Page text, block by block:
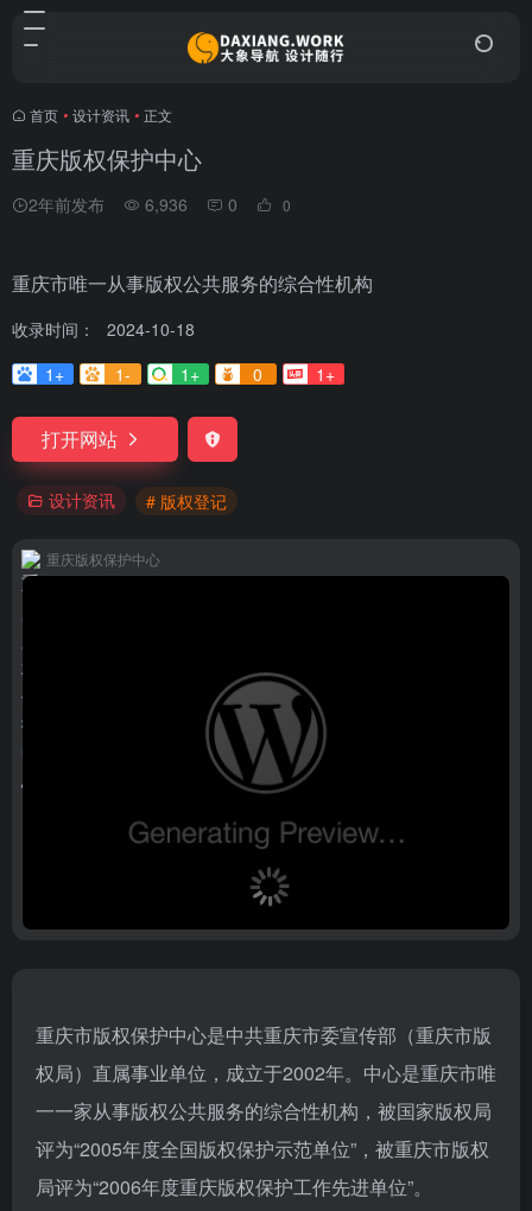
首页 • 设计资讯 • 正文
重庆版权保护中心
2年前发布 6,936 0 0
重庆市唯一从事版权公共服务的综合性机构
收录时间：
2024-10-18
1+
1- 1+ 0 1+
打开网站
设计资讯 # 版权登记
重庆版权保护中心
重庆市版权保护中心是中共重庆市委宣传部（重庆市版
权局）直属事业单位，成立于2002年。中心是重庆市唯
一一家从事版权公共服务的综合性机构，被国家版权局
评为“2005年度全国版权保护示范单位”，被重庆市版权
局评为“2006年度重庆版权保护工作先进单位”。